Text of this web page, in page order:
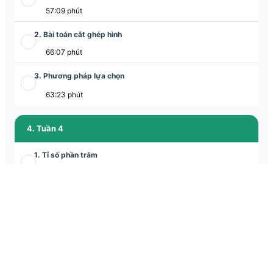
57:09 phút
2. Bài toán cắt ghép hình
66:07 phút
3. Phương pháp lựa chọn
63:23 phút
4. Tuần 4
1. Tỉ số phần trăm